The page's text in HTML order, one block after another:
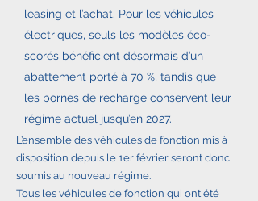
leasing et l’achat. Pour les véhicules
électriques, seuls les modèles éco-
scorés bénéficient désormais d’un
abattement porté à 70 %, tandis que
les bornes de recharge conservent leur
régime actuel jusqu’en 2027.
L’ensemble des véhicules de fonction mis à
disposition depuis le 1er février seront donc
soumis au nouveau régime.
Tous les véhicules de fonction qui ont été